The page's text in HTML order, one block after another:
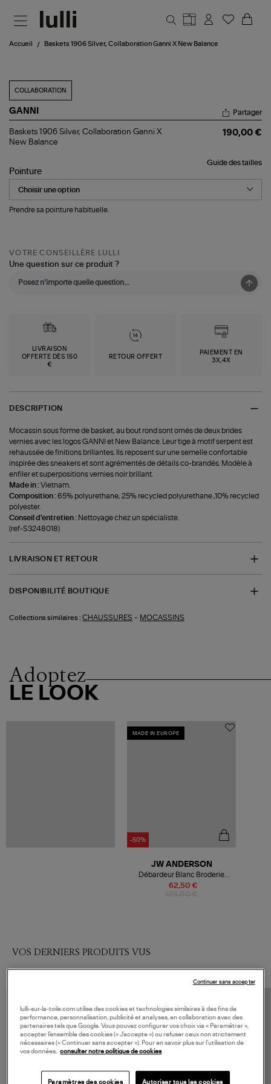
Accueil Baskets 1906 Silver, Collaboration Ganni X New Balance
COLLABORATION
GANNI
Baskets
1906
Ganni
X
New
Partager
Baskets 1906 Silver, Collaboration Ganni X
New Balance
190,00 €
Guide des tailles
Pointure
Prendre sa pointure habituelle.
VOTRE CONSEILLÈRE LULLI
Une question sur ce produit ?
LIVRAISON
OFFERTE DÈS 150
€
RETOUR OFFERT
PAIEMENT EN
3X,4X
DESCRIPTION
Mocassin sous forme de basket, au bout rond sont ornés de deux brides
vernies avec les logos GANNI et New Balance. Leur tige à motif serpent est
rehaussée de finitions brillantes. Ils reposent sur une semelle confortable
inspirée des sneakers et sont agrémentés de détails co-brandés. Modèle à
enfiler et superpositions vernies noir brillant.
Made in :Vietnam.
Composition :65% polyurethane, 25% recycled polyurethane ,10% recycled
polyester.
Conseil d'entretien : Nettoyage chez un spécialiste.
(ref-S3248018)
LIVRAISON ET RETOUR
DISPONIBILITÉ BOUTIQUE
Collections similaires : CHAUSSURES - MOCASSINS
Adoptez
LE LOOK
MADE IN EUROPE
-50%
62,50 €
JW ANDERSON
Débardeur Blanc Broderie
Ancre
VOS DERNIERS PRODUITS VUS
lulli-sur-la-toile.com utilise des cookies et technologies similaires à des fins de
performance, personnalisation, publicité et analyses, en collaboration avec des
partenaires tels que Google. Vous pouvez configurer vos choix via « Paramétrer »,
accepter l’ensemble des cookies (« J’accepte ») ou refuser ceux non strictement
nécessaires (« Continuer sans accepter »). Pour en savoir plus sur l’utilisation de
vos données, consulter notre politique de cookies
Paramètres des cookies Autoriser tous les cookies
Continuer sans accepter